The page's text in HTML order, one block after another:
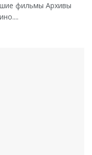
фильмы Архивы